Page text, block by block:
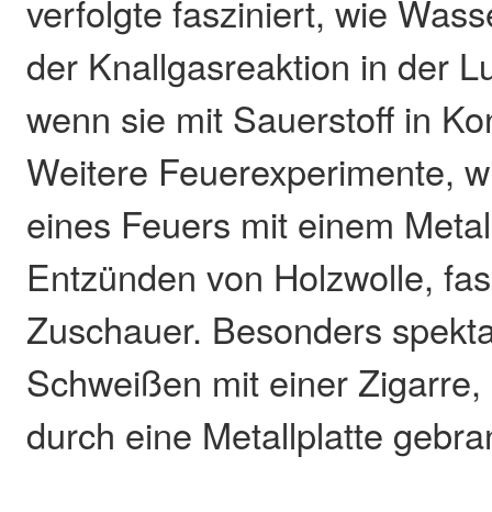
verfolgte fasziniert, wie
der Knallgasreaktion in der
wenn sie mit Sauerstoff in
Weitere Feuerexperimente,
eines Feuers mit einem
Entzünden von Holzwolle,
Zuschauer. Besonders
Schweißen mit einer
durch eine Metallplatte